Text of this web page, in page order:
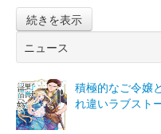
続きを表示
ニュース
積極的なご令嬢
れ違いラブスト